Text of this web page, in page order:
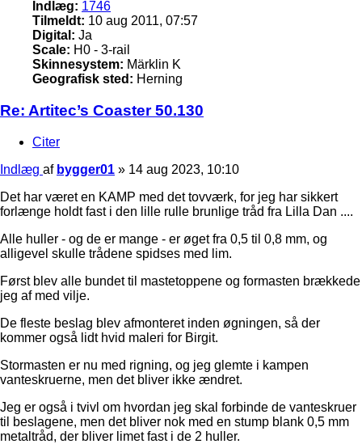
Indlæg: 1746
Tilmeldt: 10 aug 2011, 07:57
Digital: Ja
Scale: H0 - 3-rail
Skinnesystem: Märklin K
Geografisk sted: Herning
Re: Artitec’s Coaster 50.130
Citer
Indlæg af bygger01 » 14 aug 2023, 10:10
Det har været en KAMP med det tovværk, for jeg har sikkert
forlænge holdt fast i den lille rulle brunlige tråd fra Lilla Dan ....
Alle huller - og de er mange - er øget fra 0,5 til 0,8 mm, og
alligevel skulle trådene spidses med lim.
Først blev alle bundet til mastetoppene og formasten brækkede
jeg af med vilje.
De fleste beslag blev afmonteret inden øgningen, så der
kommer også lidt hvid maleri for Birgit.
Stormasten er nu med rigning, og jeg glemte i kampen
vanteskruerne, men det bliver ikke ændret.
Jeg er også i tvivl om hvordan jeg skal forbinde de vanteskruer
til beslagene, men det bliver nok med en stump blank 0,5 mm
metaltråd, der bliver limet fast i de 2 huller.